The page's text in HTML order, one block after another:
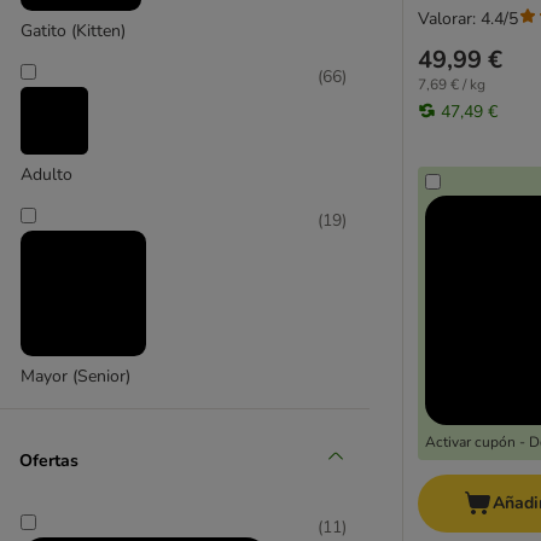
Sénior
Problemas renales
Alimentación mixta
Especial protectoras
Affinity Advance Veterinary Diets
Almo Nature
Animonda
Bosch My Friend
Gatito (Kitten)
Adulto
(66)
Mayor (Senior)
(19)
Ofertas
(11)
49,99 €
7,69 € / kg
47,49 €
Activar cupón -
Valorar: 4.4/5